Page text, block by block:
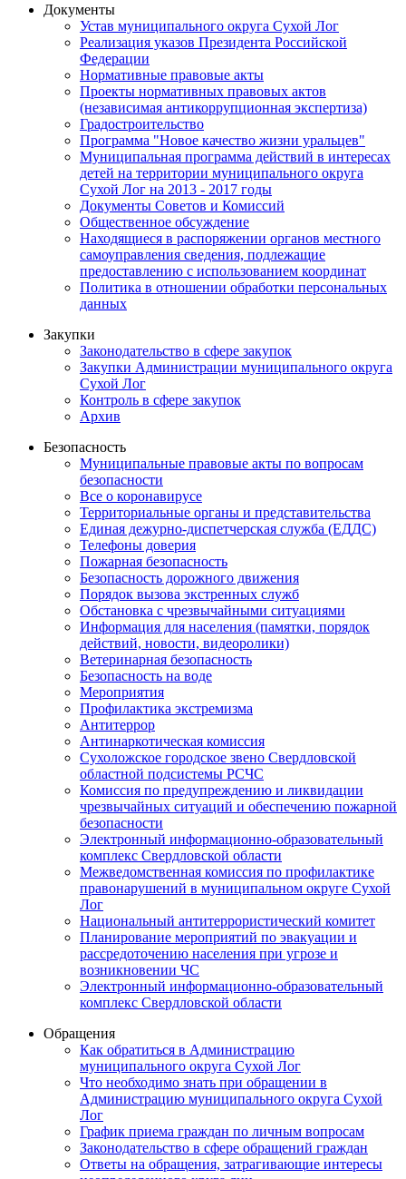
Документы
Устав муниципального округа Сухой Лог
Реализация указов Президента Российской
Федерации
Нормативные правовые акты
Проекты нормативных правовых актов
(независимая антикоррупционная экспертиза)
Градостроительство
Программа "Новое качество жизни уральцев"
Муниципальная программа действий в интересах
детей на территории муниципального округа
Сухой Лог на 2013 - 2017 годы
Документы Советов и Комиссий
Общественное обсуждение
Находящиеся в распоряжении органов местного
самоуправления сведения, подлежащие
предоставлению с использованием координат
Политика в отношении обработки персональных
данных
Закупки
Законодательство в сфере закупок
Закупки Администрации муниципального округа
Сухой Лог
Контроль в сфере закупок
Архив
Безопасность
Муниципальные правовые акты по вопросам
безопасности
Все о коронавирусе
Территориальные органы и представительства
Единая дежурно-диспетчерская служба (ЕДДС)
Телефоны доверия
Пожарная безопасность
Безопасность дорожного движения
Порядок вызова экстренных служб
Обстановка с чрезвычайными ситуациями
Информация для населения (памятки, порядок
действий, новости, видеоролики)
Ветеринарная безопасность
Безопасность на воде
Мероприятия
Профилактика экстремизма
Антитеррор
Антинаркотическая комиссия
Сухоложское городское звено Свердловской
областной подсистемы РСЧС
Комиссия по предупреждению и ликвидации
чрезвычайных ситуаций и обеспечению пожарной
безопасности
Электронный информационно-образовательный
комплекс Cвердловской области
Межведомственная комиссия по профилактике
правонарушений в муниципальном округе Сухой
Лог
Национальный антитеррористический комитет
Планирование мероприятий по эвакуации и
рассредоточению населения при угрозе и
возникновении ЧС
Электронный информационно-образовательный
комплекс Свердловской области
Обращения
Как обратиться в Администрацию
муниципального округа Сухой Лог
Что необходимо знать при обращении в
Администрацию муниципального округа Сухой
Лог
График приема граждан по личным вопросам
Законодательство в сфере обращений граждан
Ответы на обращения, затрагивающие интересы